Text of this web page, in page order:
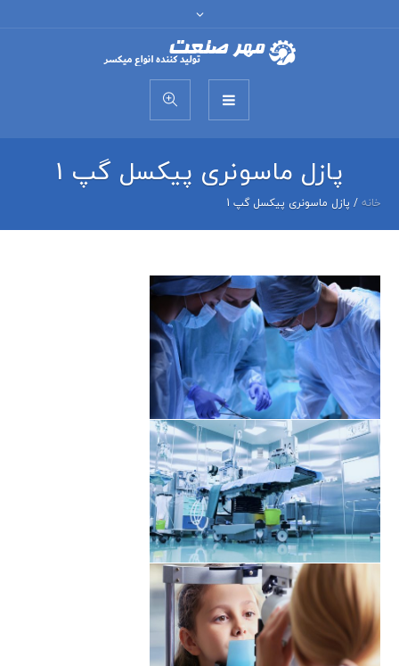
پازل ماسونری پیکسل گپ 1
خانه/ پازل ماسونری پیکسل گپ 1